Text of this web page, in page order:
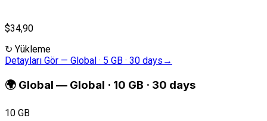
$34,90
↻ Yükleme
Detayları Gör — Global · 5 GB · 30 days →
🌍 Global — Global · 10 GB · 30 days
10 GB